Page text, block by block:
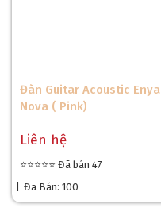
Đàn Guitar Acoustic Enya
Nova ( Pink)
Liên hệ
⭐⭐⭐⭐⭐ Đã bán 47
Đã Bán: 100